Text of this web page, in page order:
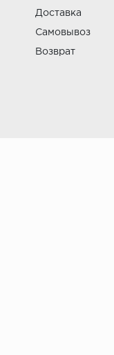
Доставка
Самовывоз
Возврат